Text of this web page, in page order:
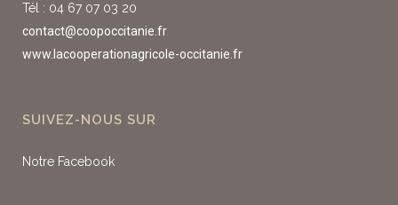
Tél : 04 67 07 03 20
contact@coopoccitanie.fr
www.lacooperationagricole-occitanie.fr
SUIVEZ-NOUS SUR
Notre Facebook